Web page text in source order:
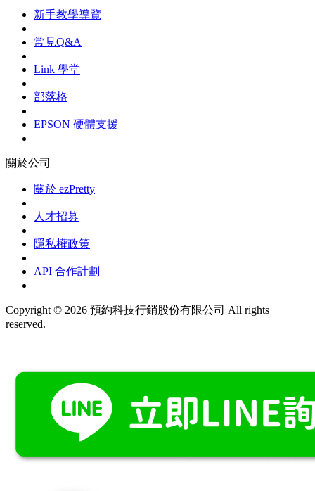
新手教學導覽
常見Q&A
Link 學堂
部落格
EPSON 硬體支援
關於公司
關於 ezPretty
人才招募
隱私權政策
API 合作計劃
Copyright © 2026 預約科技行銷股份有限公司 All rights
reserved.